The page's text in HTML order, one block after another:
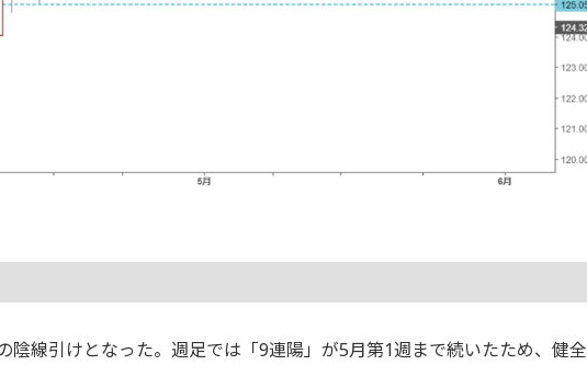
陰線引けとなった。週足では「9連陽」が5月第1週まで続いたため、健全